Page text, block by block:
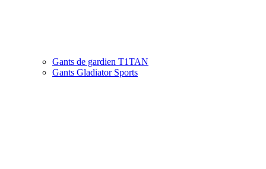
Gants de gardien T1TAN
Gants Gladiator Sports